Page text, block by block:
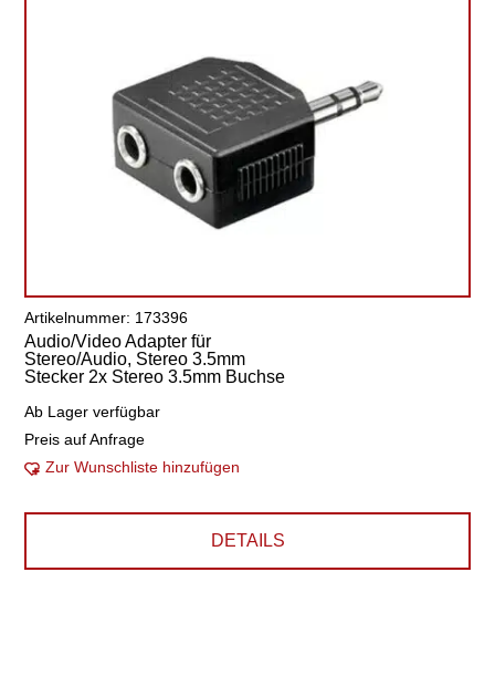
Artikelnummer: 173396
Audio/Video Adapter für
Stereo/Audio, Stereo 3.5mm
Stecker 2x Stereo 3.5mm Buchse
Ab Lager verfügbar
Preis auf Anfrage
Zur Wunschliste hinzufügen
DETAILS